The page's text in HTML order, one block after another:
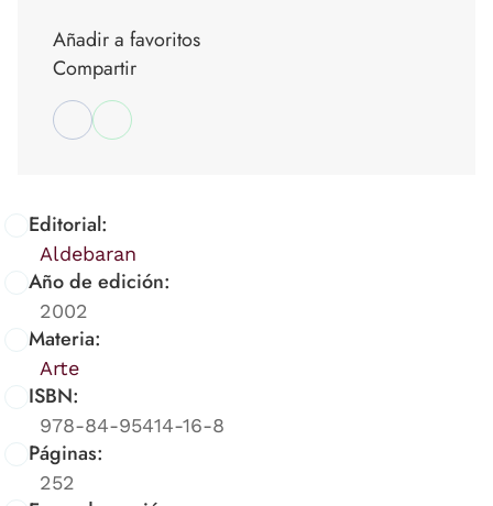
Editorial:
Aldebaran
Año de edición:
2002
Materia:
Arte
ISBN:
978-84-95414-16-8
Páginas:
252
Añadir a favoritos
Compartir